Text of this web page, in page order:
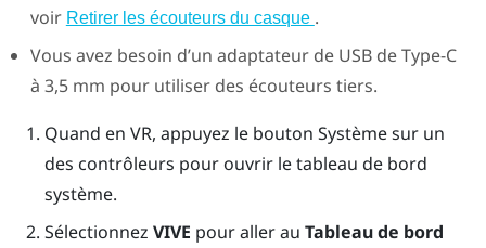
voir Retirer les écouteurs du casque .
Vous avez besoin d’un adaptateur de USB de Type-C
à 3,5 mm pour utiliser des écouteurs tiers.
Quand en VR, appuyez le bouton Système sur un
des contrôleurs pour ouvrir le tableau de bord
système.
Sélectionnez VIVE pour aller au Tableau de bord